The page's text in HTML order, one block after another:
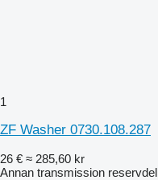
1
ZF Washer 0730.108.287
26 € ≈ 285,60 kr
Annan transmission reservdel